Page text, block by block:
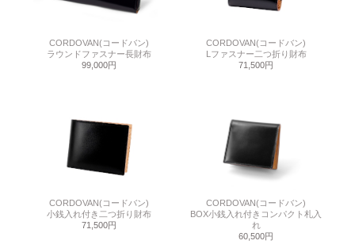
CORDOVAN(コードバン)
ラウンドファスナー長財布
99,000円
CORDOVAN(コードバン)
Lファスナー二つ折り財布
71,500円
CORDOVAN(コードバン)
小銭入れ付き二つ折り財布
71,500円
CORDOVAN(コードバン)
BOX小銭入れ付きコンパクト札入
れ
60,500円